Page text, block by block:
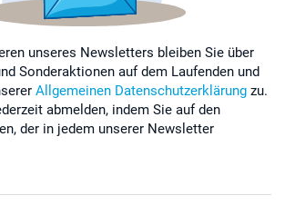
unseres Newsletters bleiben Sie über
Sonderaktionen auf dem Laufenden und
Allgemeinen Datenschutzerklärung zu.
abmelden, indem Sie auf den
der in jedem unserer Newsletter